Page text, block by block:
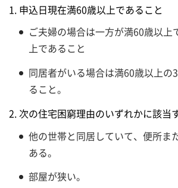
申込日現在満60歳以上であること
ご夫婦の場合は一方が満60歳以上
上であること
同居者がいる場合は満60歳以上の
ること。
次の住宅困窮理由のいずれかに該当
他の世帯と同居していて、便所ま
ある。
部屋が狭い。